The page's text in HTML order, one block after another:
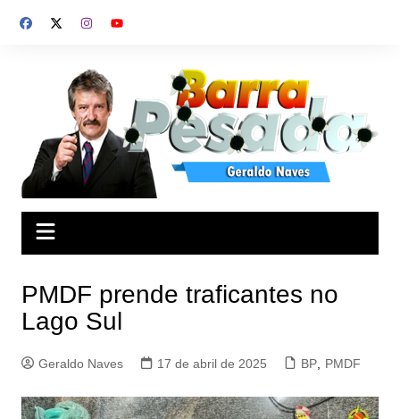
para
PMDF prende traficantes no
Lago Sul
Geraldo Naves 17 de abril de 2025 BP, PMDF